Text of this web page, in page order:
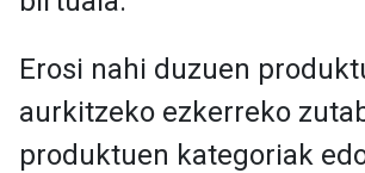
Erosi nahi duzuen
aurkitzeko ezkerreko
produktuen kategoriak